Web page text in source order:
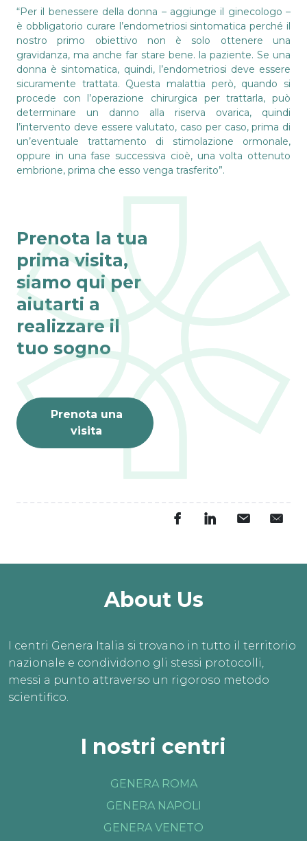
“Per il benessere della donna – aggiunge il ginecologo –
è obbligatorio curare l’endometriosi sintomatica perché il
nostro primo obiettivo non è solo ottenere una
gravidanza, ma anche far stare bene. la paziente. Se una
donna è sintomatica, quindi, l’endometriosi deve essere
sicuramente trattata. Questa malattia però, quando si
procede con l’operazione chirurgica per trattarla, può
determinare un danno alla riserva ovarica, quindi
l’intervento deve essere valutato, caso per caso, prima di
un’eventuale trattamento di stimolazione ormonale,
oppure in una fase successiva cioè, una volta ottenuto
embrione, prima che esso venga trasferito”.
Prenota la tua
prima visita,
siamo qui per
aiutarti a
realizzare il
tuo sogno
Prenota una
visita
About Us
I centri Genera Italia si trovano in tutto il territorio
nazionale e condividono gli stessi protocolli,
messi a punto attraverso un rigoroso metodo
scientifico.
I nostri centri
GENERA ROMA
GENERA NAPOLI
GENERA VENETO
VISITE ONLINE
GRATIS
L’estate è il momento
perfetto per dar vita ai
tuoi sogni.
Fino al 31 agosto